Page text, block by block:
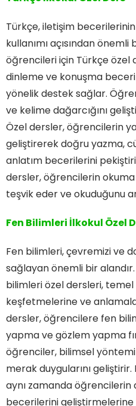
Türkçe, iletişim
kullanımı açısından
öğrencileri için Türkçe özel
dinleme ve konuşma
yönelik destek sağlar.
ve kelime dağarcığını
Özel dersler, öğrencilerin
geliştirerek doğru yazma,
anlatım becerilerini
dersler, öğrencilerin okuma
teşvik eder ve okuduğunu
Fen Bilimleri İlkokul Özel
Fen bilimleri, çevremizi ve
sağlayan önemli bir
bilimleri özel dersleri, temel
keşfetmelerine ve
dersler, öğrencilere fen
yapma ve gözlem yapma
öğrenciler, bilimsel
merak duygularını
aynı zamanda öğrencilerin
becerilerini